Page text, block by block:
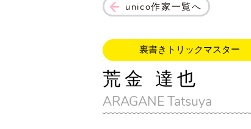
unico作家一覧へ
裏書きトリックマスター
荒金 達也
ARAGANE Tatsuya